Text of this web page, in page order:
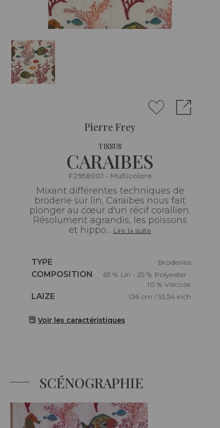
Pierre Frey
TISSUS
CARAIBES
F2958001 - Multicolore
Mixant différentes techniques de
broderie sur lin, Caraïbes nous fait
plonger au cœur d'un récif corallien.
Résolument agrandis, les poissons
et hippo... Lire la suite
Caractéristiques
TYPE
Broderies
Caractéristiques
COMPOSITION
65 % Lin - 25 % Polyester -
10 % Viscose
Caractéristiques
LAIZE 136 cm / 53,54 inch
Voir les caractéristiques
SCÉNOGRAPHIE